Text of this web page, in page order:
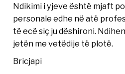
Ndikimi i yjeve është mjaft
personale edhe në atë
të ecë siç ju dëshironi.
jetën me vetëdije të plotë.
Bricjapi